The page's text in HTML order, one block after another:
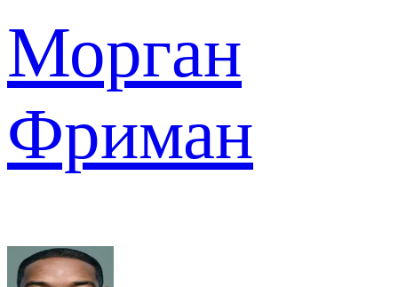
Морган
Фриман